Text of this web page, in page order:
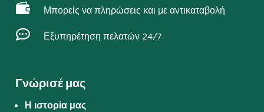
 Μπορείς να πληρώσεις και με αντικαταβολή
 Εξυπηρέτηση πελατών 24/7
Γνώρισέ μας
Η ιστορία μας